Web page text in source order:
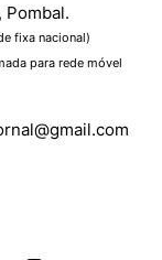
Pombal.
fixa nacional)
para rede móvel